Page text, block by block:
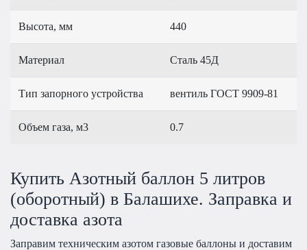
Высота, мм 440
Материал Сталь 45Д
Тип запорного устройства вентиль ГОСТ 9909-81
Объем газа, м3 0.7
Купить Азотный баллон 5 литров
(оборотный) в Балашихе. Заправка и
доставка азота
Заправим техническим азотом газовые баллоны и доставим